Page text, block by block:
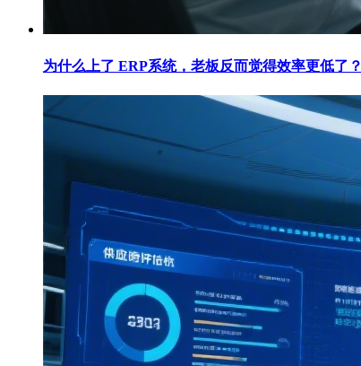
为什么上了 ERP系统，老板反而觉得效率更低了？